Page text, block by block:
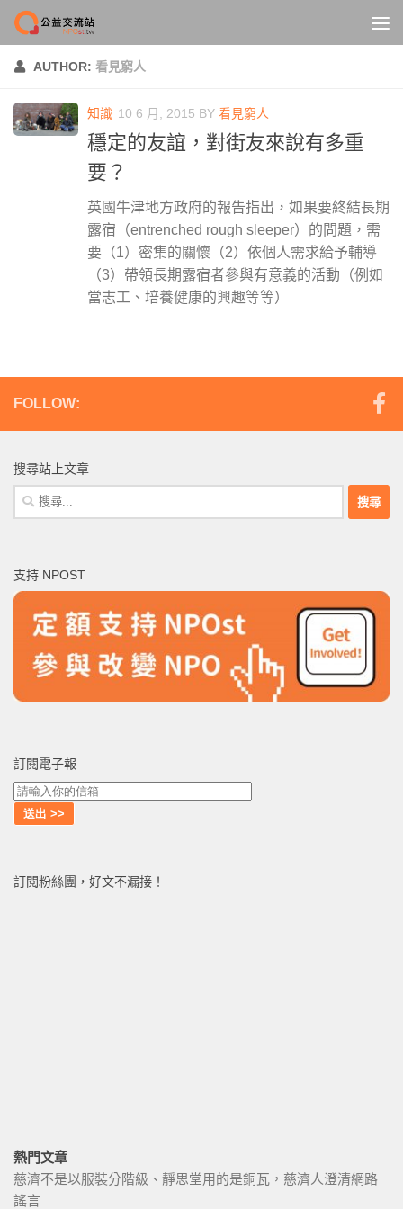
Skip to content
AUTHOR: 看見窮人
知識 10 6 月, 2015 BY 看見窮人
穩定的友誼，對街友來說有多重
要？
英國牛津地方政府的報告指出，如果要終結長期
露宿（entrenched rough sleeper）的問題，需
要（1）密集的關懷（2）依個人需求給予輔導
（3）帶領長期露宿者參與有意義的活動（例如
當志工、培養健康的興趣等等）
FOLLOW:
搜尋站上文章
搜
尋
字:
支持 NPOST
訂閱電子報
訂閱粉絲團，好文不漏接！
熱門文章
慈濟不是以服裝分階級、靜思堂用的是銅瓦，慈濟人澄清網路
謠言